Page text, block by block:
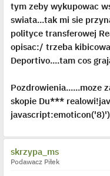
e
l
p
o
j
e
d
c
z
y
p
o
tym zeby wykupowac
swiata...tak mi sie
polityce transferowej
opisac:/ trzeba
Deportivo....tam cos
Pozdrowienia......moze
skopie Du***
javascript:emoticon('8)')
skrzypa_ms
Podawacz Piłek